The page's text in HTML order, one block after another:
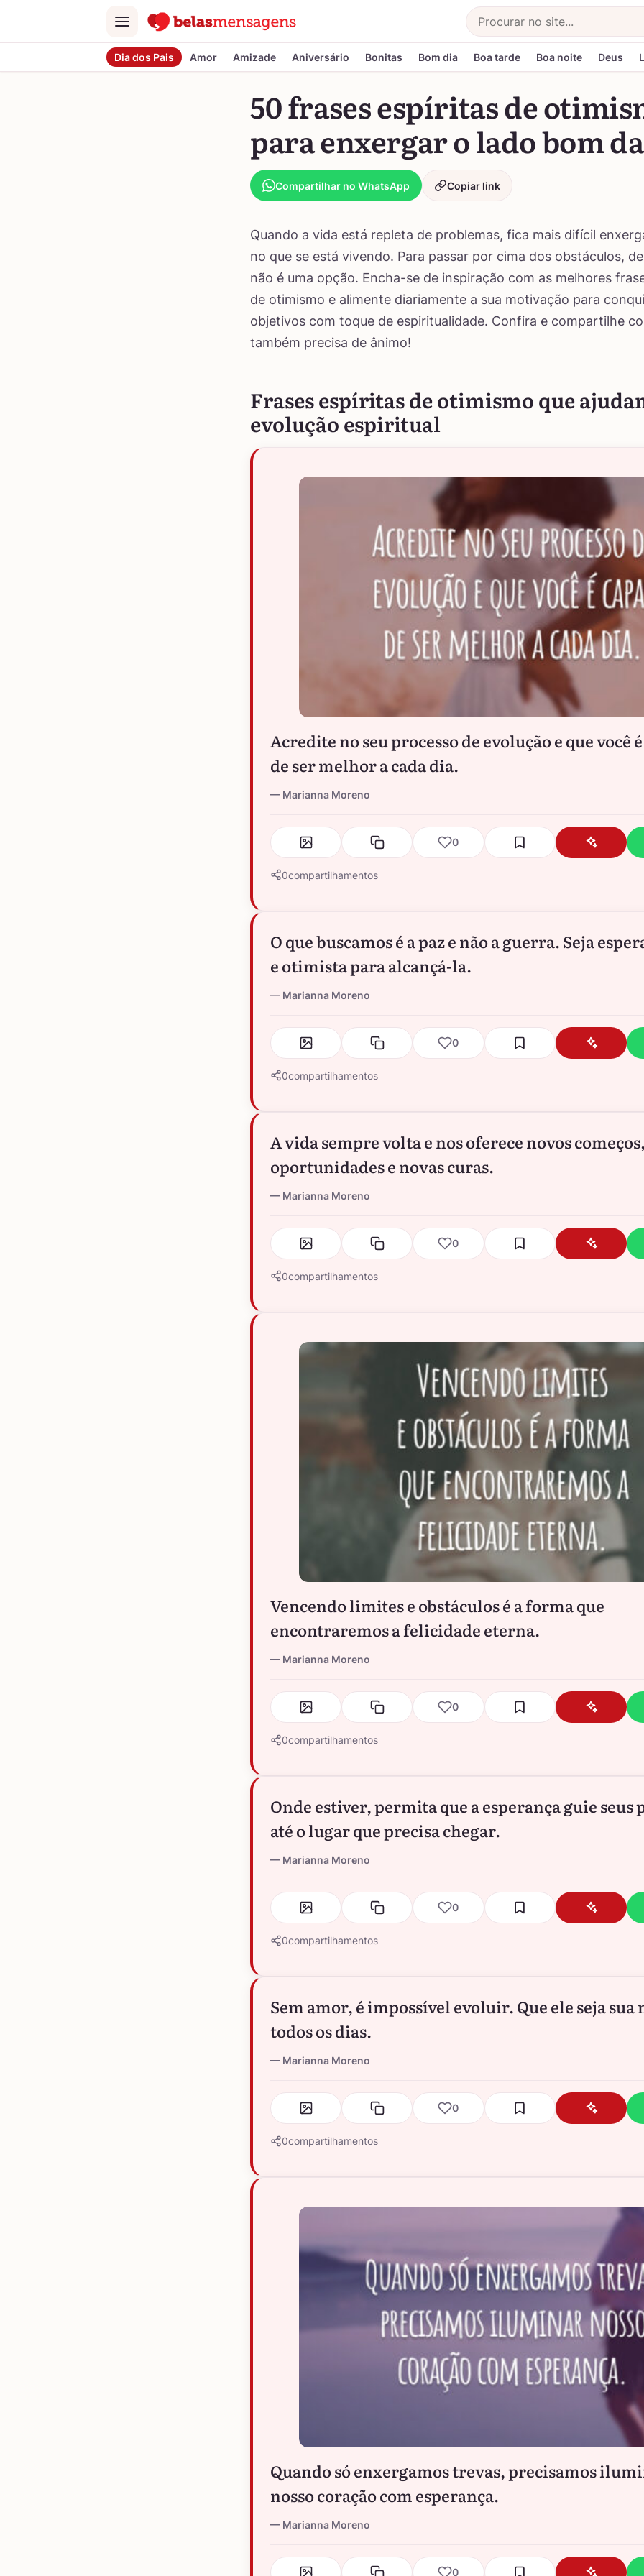
Menu
Buscar
Dia dos Pais Amor Amizade Aniversário Bonitas Bom dia Boa tarde Boa noite Deus
50 frases espíritas de
para enxergar o lado bom
Compartilhar no WhatsApp Copiar link
Quando a vida está repleta de problemas, fica mais difícil
no que se está vivendo. Para passar por cima dos obstáculos,
não é uma opção. Encha-se de inspiração com as melhores
de otimismo e alimente diariamente a sua motivação para
objetivos com toque de espiritualidade. Confira e compartilhe
também precisa de ânimo!
Frases espíritas de otimismo que
evolução espiritual
Acredite no seu processo de evolução e que você
de ser melhor a cada dia.
Marianna Moreno
0
0compartilhamentos
O que buscamos é a paz e não a guerra. Seja
e otimista para alcançá-la.
Marianna Moreno
0
0compartilhamentos
A vida sempre volta e nos oferece novos
oportunidades e novas curas.
Marianna Moreno
0
0compartilhamentos
Vencendo limites e obstáculos é a forma que
encontraremos a felicidade eterna.
Marianna Moreno
0
0compartilhamentos
Onde estiver, permita que a esperança guie seus
até o lugar que precisa chegar.
Marianna Moreno
0
0compartilhamentos
Sem amor, é impossível evoluir. Que ele seja sua
todos os dias.
Marianna Moreno
0
0compartilhamentos
Quando só enxergamos trevas, precisamos
nosso coração com esperança.
Marianna Moreno
0